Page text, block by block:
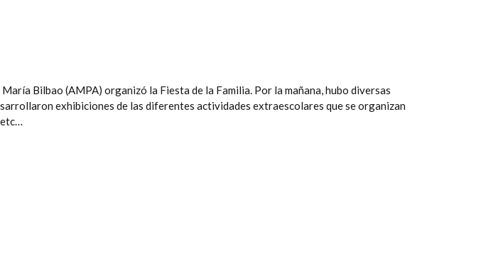
María Bilbao (AMPA) organizó la Fiesta de la Familia. Por la mañana, hubo diversas
exhibiciones de las diferentes actividades extraescolares que se organizan